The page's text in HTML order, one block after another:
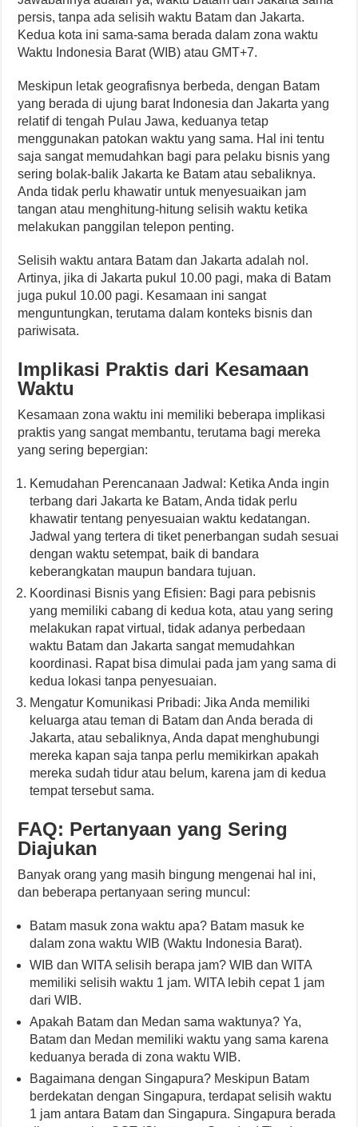
persis, tanpa ada selisih waktu Batam dan Jakarta.
Kedua kota ini sama-sama berada dalam zona waktu
Waktu Indonesia Barat (WIB) atau GMT+7.
Meskipun letak geografisnya berbeda, dengan Batam
yang berada di ujung barat Indonesia dan Jakarta yang
relatif di tengah Pulau Jawa, keduanya tetap
menggunakan patokan waktu yang sama. Hal ini tentu
saja sangat memudahkan bagi para pelaku bisnis yang
sering bolak-balik Jakarta ke Batam atau sebaliknya.
Anda tidak perlu khawatir untuk menyesuaikan jam
tangan atau menghitung-hitung selisih waktu ketika
melakukan panggilan telepon penting.
Selisih waktu antara Batam dan Jakarta adalah nol.
Artinya, jika di Jakarta pukul 10.00 pagi, maka di Batam
juga pukul 10.00 pagi. Kesamaan ini sangat
menguntungkan, terutama dalam konteks bisnis dan
pariwisata.
Implikasi Praktis dari Kesamaan
Waktu
Kesamaan zona waktu ini memiliki beberapa implikasi
praktis yang sangat membantu, terutama bagi mereka
yang sering bepergian:
Kemudahan Perencanaan Jadwal: Ketika Anda ingin
terbang dari Jakarta ke Batam, Anda tidak perlu
khawatir tentang penyesuaian waktu kedatangan.
Jadwal yang tertera di tiket penerbangan sudah sesuai
dengan waktu setempat, baik di bandara
keberangkatan maupun bandara tujuan.
Koordinasi Bisnis yang Efisien: Bagi para pebisnis
yang memiliki cabang di kedua kota, atau yang sering
melakukan rapat virtual, tidak adanya perbedaan
waktu Batam dan Jakarta sangat memudahkan
koordinasi. Rapat bisa dimulai pada jam yang sama di
kedua lokasi tanpa penyesuaian.
Mengatur Komunikasi Pribadi: Jika Anda memiliki
keluarga atau teman di Batam dan Anda berada di
Jakarta, atau sebaliknya, Anda dapat menghubungi
mereka kapan saja tanpa perlu memikirkan apakah
mereka sudah tidur atau belum, karena jam di kedua
tempat tersebut sama.
FAQ: Pertanyaan yang Sering
Diajukan
Banyak orang yang masih bingung mengenai hal ini,
dan beberapa pertanyaan sering muncul:
Batam masuk zona waktu apa? Batam masuk ke
dalam zona waktu WIB (Waktu Indonesia Barat).
WIB dan WITA selisih berapa jam? WIB dan WITA
memiliki selisih waktu 1 jam. WITA lebih cepat 1 jam
dari WIB.
Apakah Batam dan Medan sama waktunya? Ya,
Batam dan Medan memiliki waktu yang sama karena
keduanya berada di zona waktu WIB.
Bagaimana dengan Singapura? Meskipun Batam
berdekatan dengan Singapura, terdapat selisih waktu
1 jam antara Batam dan Singapura. Singapura berada